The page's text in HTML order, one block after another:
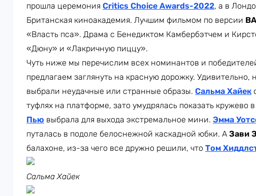
прошла церемония Critics Choice Awards-2022, а в
Британская киноакадемия. Лучшим фильмом по версии
«Власть пса». Драма с Бенедиктом Камбербэтчем и
«Дюну» и «Лакричную пиццу».
Чуть ниже мы перечислим всех номинантов и
предлагаем заглянуть на красную дорожку. Удивительно,
выбрали неудачные или странные образы. Сальма Хайек
туфлях на платформе, зато умудрялась показать кружево
Пью выбрала для выхода экстремальное мини. Эмма
путалась в подоле белоснежной каскадной юбки. А Зави
балахоне, из-за чего все дружно решили, что Том
Сальма Хайек